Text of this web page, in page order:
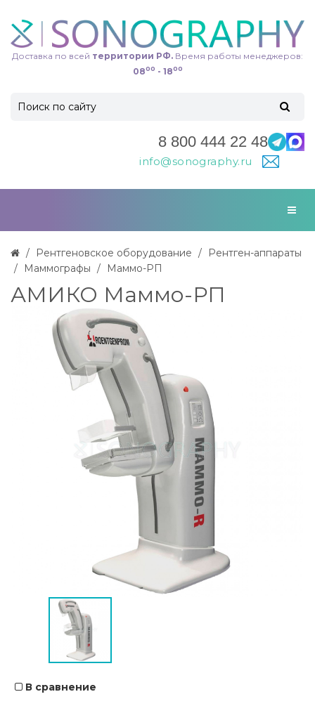
Доставка по всей территории РФ. Время работы менеджеров:
0800 - 1800
8 800 444 22 48
info@sonography.ru
Рентгеновское оборудование
Рентген-аппараты
Маммографы
Маммо-РП
АМИКО Маммо-РП
В сравнение